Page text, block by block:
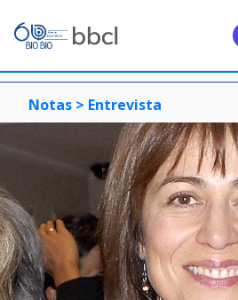
Notas > Entrevista